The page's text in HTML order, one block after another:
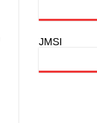
JMSI